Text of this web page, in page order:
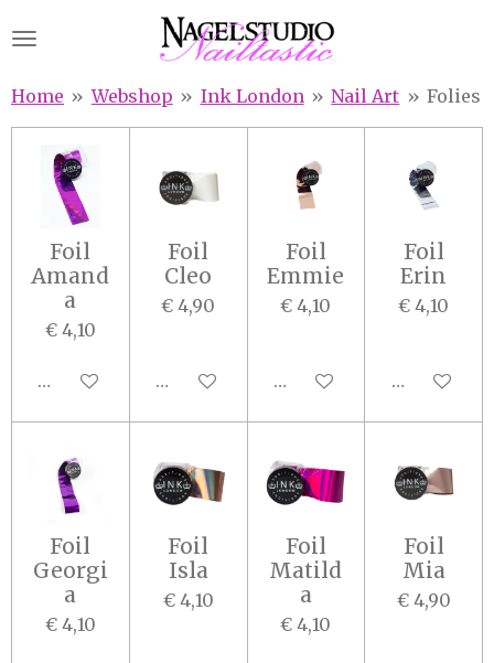
direct
de
hoofdinhoud
Home » Webshop » Ink London » Nail Art » Folies
Foil
Amand
a
€ 4,10
In winkelwagen
Foil
Cleo
€ 4,90
In winkelwagen
Foil
Emmie
€ 4,10
In winkelwagen
Foil
Erin
€ 4,10
In
Foil
Georgi
a
€ 4,10
Foil
Isla
€ 4,10
Foil
Matild
a
€ 4,10
Foil
Mia
€ 4,90